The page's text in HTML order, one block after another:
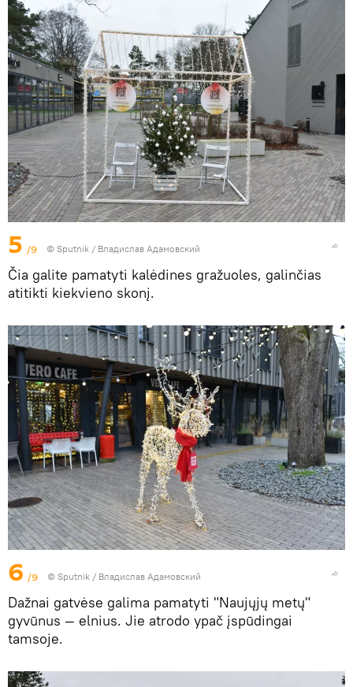
5 /9 © Sputnik / Владислав Адамовский
Čia galite pamatyti kalėdines gražuoles, galinčias
atitikti kiekvieno skonį.
6 /9 © Sputnik / Владислав Адамовский
Dažnai gatvėse galima pamatyti "Naujųjų metų"
gyvūnus — elnius. Jie atrodo ypač įspūdingai
tamsoje.